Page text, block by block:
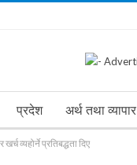
प्रदेश अर्थ तथा व्यापार
व्यहोर्ने प्रतिबद्धता दिए